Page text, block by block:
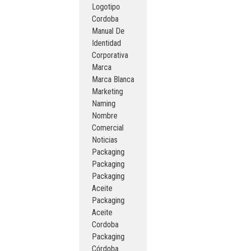
Logotipo
Cordoba
Manual De
Identidad
Corporativa
Marca
Marca Blanca
Marketing
Naming
Nombre
Comercial
Noticias
Packaging
Packaging
Packaging
Aceite
Packaging
Aceite
Cordoba
Packaging
Córdoba